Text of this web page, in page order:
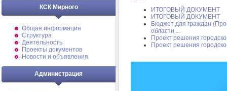
КСК Мирного
Общая информация
Структура
Деятельность
Проекты документов
Новости и объявления
Администрация
ИТОГОВЫЙ ДОКУМЕНТ
ИТОГОВЫЙ ДОКУМЕНТ
Бюджет для граждан
области ...
Проект решения
Проект решения